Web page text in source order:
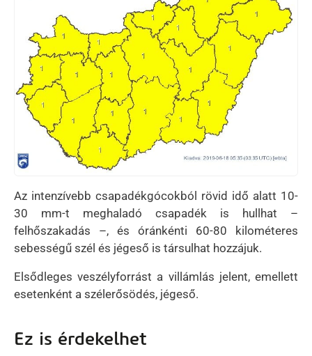
Az intenzívebb csapadékgócokból rövid idő alatt 10-
30 mm-t meghaladó csapadék is hullhat –
felhőszakadás –, és óránkénti 60-80 kilométeres
sebességű szél és jégeső is társulhat hozzájuk.
Elsődleges veszélyforrást a villámlás jelent, emellett
esetenként a szélerősödés, jégeső.
Ez is érdekelhet